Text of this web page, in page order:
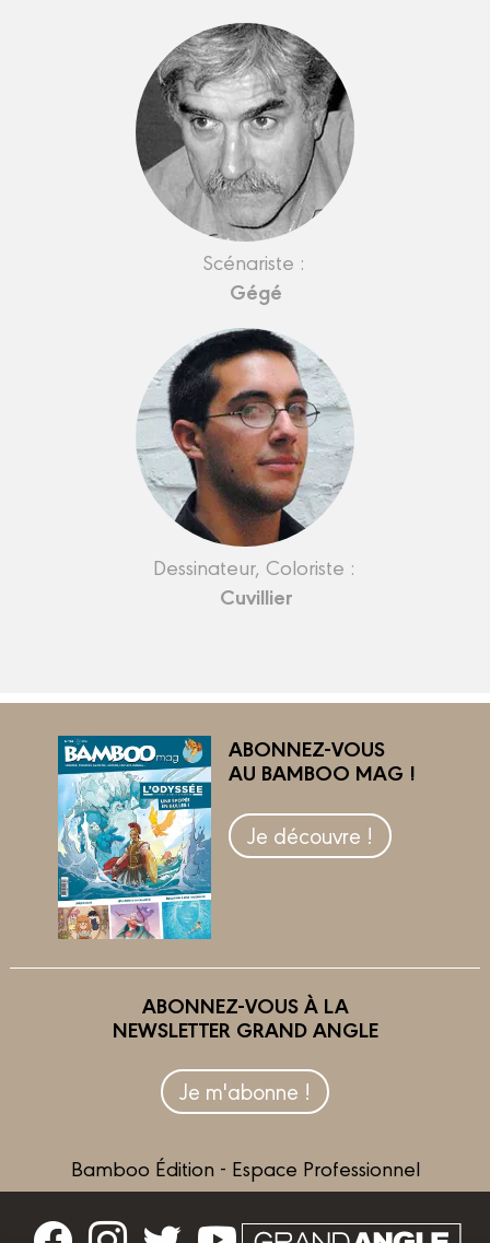
Scénariste :
Gégé
Dessinateur, Coloriste :
Cuvillier
ABONNEZ-VOUS
AU BAMBOO MAG !
Je découvre !
ABONNEZ-VOUS À LA
NEWSLETTER GRAND ANGLE
Je m'abonne !
Bamboo Édition - Espace Professionnel